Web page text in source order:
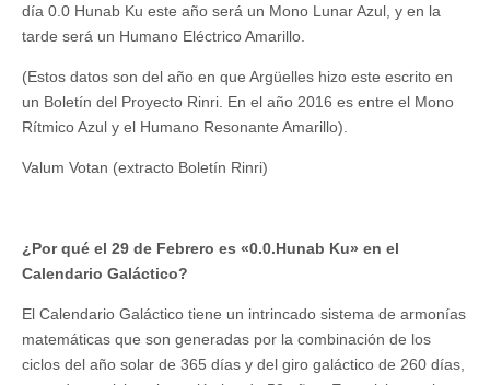
día 0.0 Hunab Ku este año será un Mono Lunar Azul, y en la
tarde será un Humano Eléctrico Amarillo.
(Estos datos son del año en que Argüelles hizo este escrito en
un Boletín del Proyecto Rinri. En el año 2016 es entre el Mono
Rítmico Azul y el Humano Resonante Amarillo).
Valum Votan (extracto Boletín Rinri)
¿Por qué el 29 de Febrero es «0.0.Hunab Ku» en el
Calendario Galáctico?
El Calendario Galáctico tiene un intrincado sistema de armonías
matemáticas que son generadas por la combinación de los
ciclos del año solar de 365 días y del giro galáctico de 260 días,